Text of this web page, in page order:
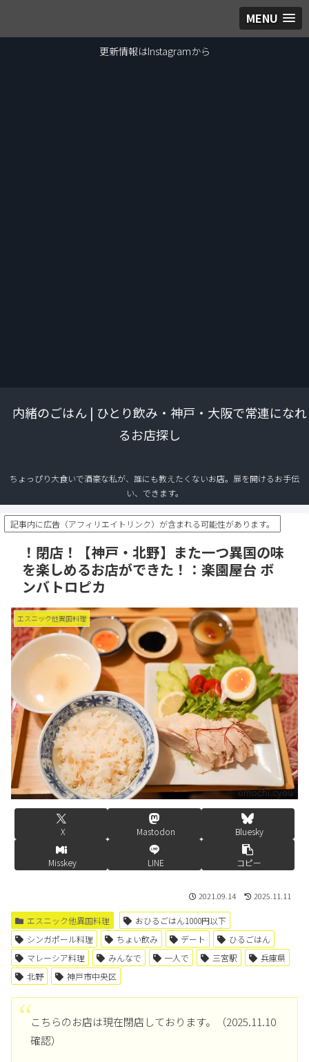
MENU
内緒のごはん | ひとり飲み・神戸・大阪で常連になれ
るお店探し
ちょっぴり大食いで酒豪な私が、誰にも教えたくないお店。扉を開けるお手伝
い、できます。
更新情報はInstagramから
記事内に広告（アフィリエイトリンク）が含まれる可能性があります。
！閉店！【神戸・北野】また一つ異国の味
を楽しめるお店ができた！：楽園屋台 ボ
ンバトロピカ
エスニック他異国料理
X Mastodon Bluesky
Misskey LINE コピー
2021.09.14 2025.11.11
エスニック他異国料理
おひるごはん1000円以下
シンガポール料理
ちょい飲み デート
ひるごはん
マレーシア料理
みんなで 一人で 三宮駅
兵庫県
北野
神戸市中央区
こちらのお店は現在閉店しております。（2025.11.10
確認）